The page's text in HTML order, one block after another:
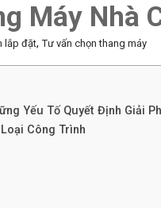
Máy Nhà
lắp đặt,Tư vấn chọn thang máy
Yếu Tố Quyết Định Giải
Công Trình